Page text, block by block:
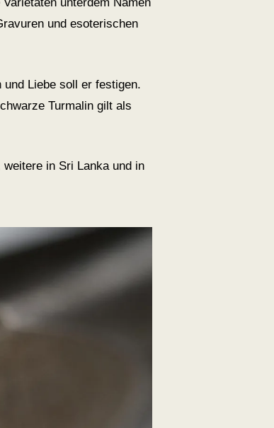
und esoterischen
Liebe soll er festigen.
Turmalin gilt als
in Sri Lanka und in